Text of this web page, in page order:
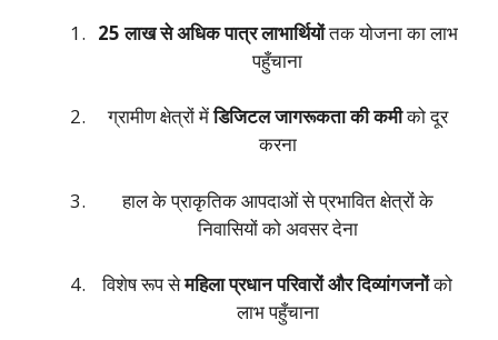
25 लाख से अधिक पात्र लाभार्थियोंतक योजना का लाभ
पहुँचाना
ग्रामीण क्षेत्रों मेंडिजिटल जागरूकता की कमीको दूर
करना
हाल के प्राकृतिक आपदाओं से प्रभावित क्षेत्रों के
निवासियों को अवसर देना
विशेष रूप सेमहिला प्रधान परिवारों और दिव्यांगजनोंको
लाभ पहुँचाना